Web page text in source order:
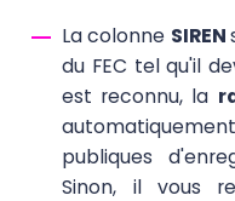
La colonne SIREN
du FEC tel qu'il
est reconnu, la
publiques
Sinon, il vous